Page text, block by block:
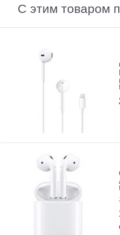
С этим товаром